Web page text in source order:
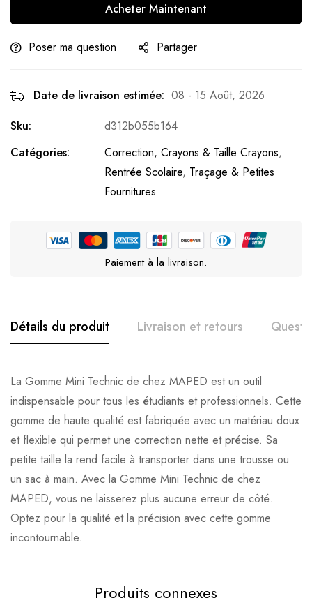
Acheter Maintenant
Poser ma question Partager
Date de livraison estimée: 08 - 15 Août, 2026
Sku:
d312b055b164
Catégories:
Correction, Crayons & Taille Crayons,
Rentrée Scolaire, Traçage & Petites
Fournitures
Paiement à la livraison.
Détails du produit Livraison et retours
La Gomme Mini Technic de chez MAPED est un outil
indispensable pour tous les étudiants et professionnels. Cette
gomme de haute qualité est fabriquée avec un matériau doux
et flexible qui permet une correction nette et précise. Sa
petite taille la rend facile à transporter dans une trousse ou
un sac à main. Avec la Gomme Mini Technic de chez
MAPED, vous ne laisserez plus aucune erreur de côté.
Optez pour la qualité et la précision avec cette gomme
incontournable.
Produits connexes